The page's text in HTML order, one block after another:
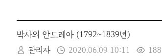
박사의 안드레아 (1792~1839년)
관리자 2020.06.09 10:11 188